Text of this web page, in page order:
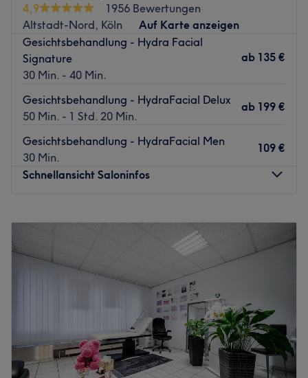
4,9
1956 Bewertungen
Altstadt-Nord, Köln
Auf Karte anzeigen
Gesichtsbehandlung - Hydra Facial
Signature
30 Min. - 40 Min.
ab 135 €
Gesichtsbehandlung - HydraFacial Delux
50 Min. - 1 Std. 20 Min.
ab 199 €
Gesichtsbehandlung - HydraFacial Men
30 Min.
109 €
Schnellansicht Saloninfos
20:00
09:00
18:00
Donnerstag
09:00–20:00
09:00
Geschlossen
Bist du mit dem Zustand deiner Haut unzufrieden?
Unreinheiten, fahler Teint, kleine Fältchen stören dich?